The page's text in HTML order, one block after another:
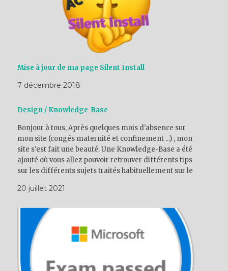
Mise à jour de ma page Silent Install
7 décembre 2018
Design / Knowledge-Base
Bonjour à tous, Après quelques mois d'absence sur
mon site (congés maternité et confinement ...) , mon
site s'est fait une beauté. Une Knowledge-Base a été
ajouté où vous allez pouvoir retrouver différents tips
sur les différents sujets traités habituellement sur le
20 juillet 2021